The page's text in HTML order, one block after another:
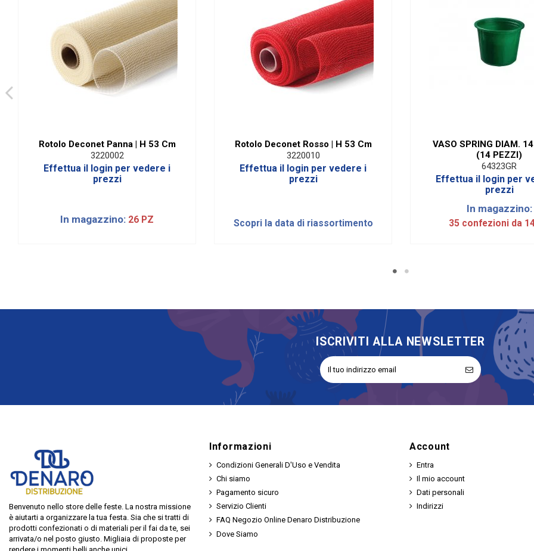
Rotolo Deconet Panna | H 53 Cm
3220002
Effettua il login per vedere i
prezzi
In magazzino: 26 PZ
Rotolo Deconet Rosso | H 53 Cm
3220010
Effettua il login per vedere i
prezzi
Scopri la data di riassortimento
VASO SPRING DIAM. 14
(14 PEZZI)
64323GR
Effettua il login per
prezzi
In magazzino:
35 confezioni da
ISCRIVITI ALLA NEWSLETTER
Benvenuto nello store delle feste. La nostra missione
è aiutarti a organizzare la tua festa. Sia che si tratti di
prodotti confezionati o di materiali per il fai da te, sei
arrivata/o nel posto giusto. Migliaia di proposte per
Informazioni
Condizioni Generali D'Uso e Vendita
Chi siamo
Pagamento sicuro
Servizio Clienti
FAQ Negozio Online Denaro Distribuzione
Dove Siamo
Account
Entra
Il mio account
Dati personali
Indirizzi